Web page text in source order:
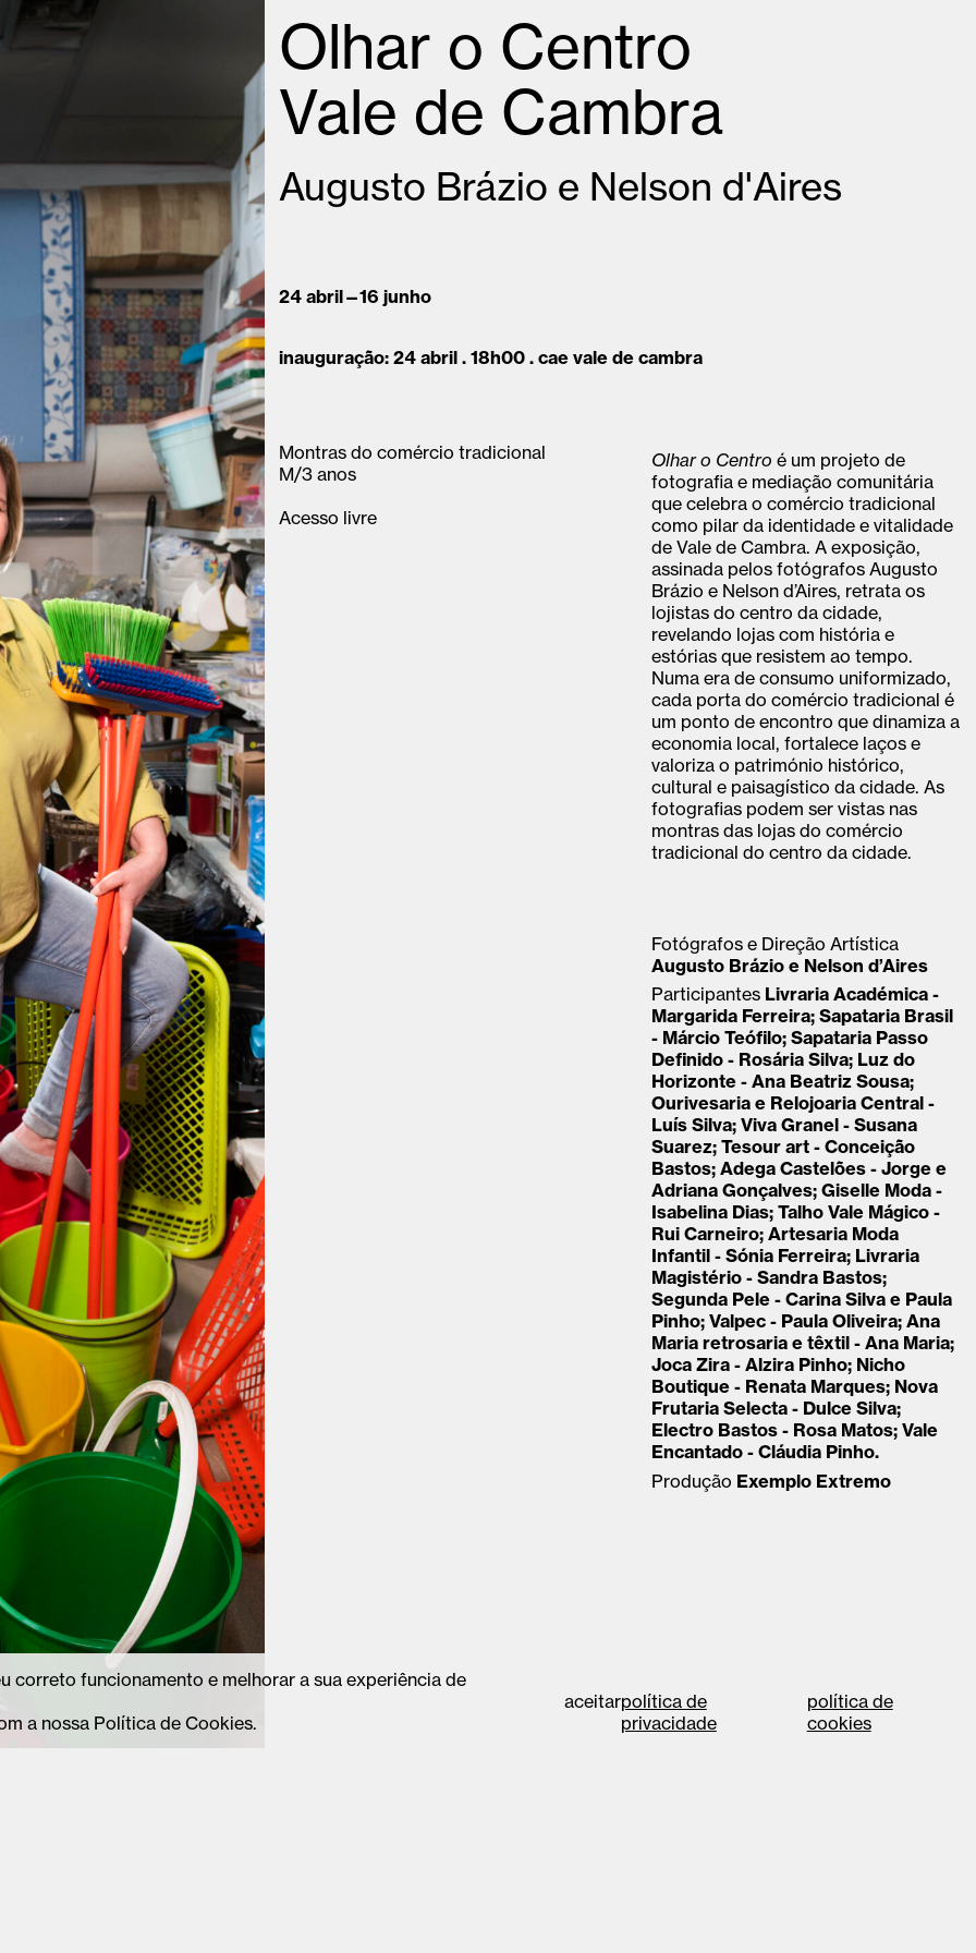
Olhar o Centro
Vale de Cambra
Augusto Brázio e Nelson d'Aires
24 abril—16 junho
inauguração: 24 abril . 18h00 . cae vale de cambra
Montras do comércio tradicional
M/3 anos
Acesso livre
Olhar o Centro é um projeto de
fotografia e mediação comunitária
que celebra o comércio tradicional
como pilar da identidade e vitalidade
de Vale de Cambra. A exposição,
assinada pelos fotógrafos Augusto
Brázio e Nelson d’Aires, retrata os
lojistas do centro da cidade,
revelando lojas com história e
estórias que resistem ao tempo.
Numa era de consumo uniformizado,
cada porta do comércio tradicional é
um ponto de encontro que dinamiza a
economia local, fortalece laços e
valoriza o património histórico,
cultural e paisagístico da cidade. As
fotografias podem ser vistas nas
montras das lojas do comércio
tradicional do centro da cidade.
Fotógrafos e Direção Artística
Augusto Brázio e Nelson d’Aires
ParticipantesLivraria Académica -
Margarida Ferreira; Sapataria Brasil
- Márcio Teófilo; Sapataria Passo
Definido - Rosária Silva; Luz do
Horizonte - Ana Beatriz Sousa;
Ourivesaria e Relojoaria Central -
Luís Silva; Viva Granel - Susana
Suarez; Tesour art - Conceição
Bastos; Adega Castelões - Jorge e
Adriana Gonçalves; Giselle Moda -
Isabelina Dias; Talho Vale Mágico -
Rui Carneiro; Artesaria Moda
Infantil - Sónia Ferreira; Livraria
Magistério - Sandra Bastos;
Segunda Pele - Carina Silva e Paula
Pinho; Valpec - Paula Oliveira; Ana
Maria retrosaria e têxtil - Ana Maria;
Joca Zira - Alzira Pinho; Nicho
Boutique - Renata Marques; Nova
Frutaria Selecta - Dulce Silva;
Electro Bastos - Rosa Matos; Vale
Encantado - Cláudia Pinho.
Produção Exemplo Extremo
correto funcionamento e melhorar a sua experiência de
a nossa Política de Cookies.
aceitarpolítica de
privacidade
política de
cookies